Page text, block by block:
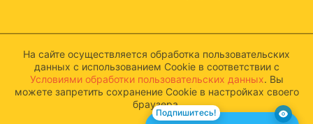
На сайте осуществляется обработка пользовательских
данных с использованием Cookie в соответствии с
Условиями обработки пользовательских данных. Вы
можете запретить сохранение Cookie в настройках своего
браузера.
Подпишитесь!